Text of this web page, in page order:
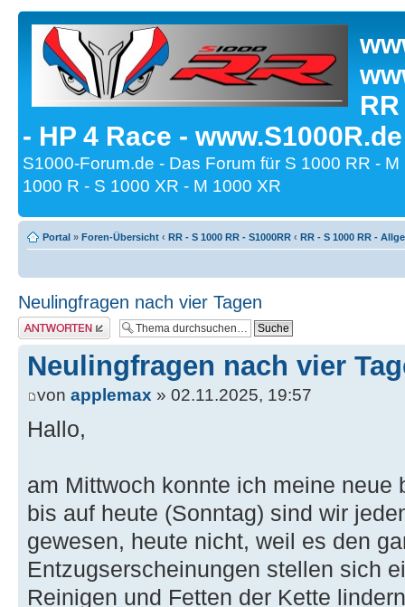
- HP 4 Race -
S1000-Forum.de - Das Forum für S 1000 RR -
1000 R - S 1000 XR - M 1000 XR
Portal » Foren-Übersicht ‹ RR - S 1000 RR - S1000RR ‹ RR - S 1000 RR -
Neulingfragen nach vier Tagen
Antwort erstellen
Neulingfragen nach vier
von applemax » 02.11.2025, 19:57
Hallo,
am Mittwoch konnte ich meine neue
bis auf heute (Sonntag) sind wir
gewesen, heute nicht, weil es den
Entzugserscheinungen stellen sich
Reinigen und Fetten der Kette